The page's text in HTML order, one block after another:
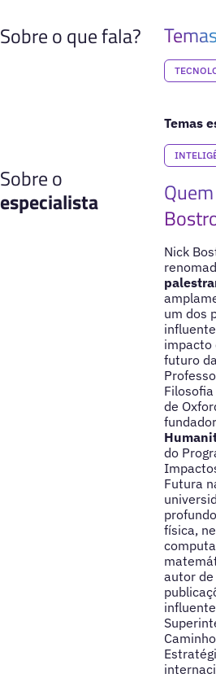
Sobre o que fala? Temas
Temas
Sobre o
especialista
Nick
um dos
impacto
futuro
de
do
Futura
física,
autor